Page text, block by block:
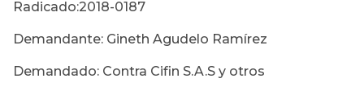
Radicado:2018-0187
Demandante: Gineth Agudelo Ramírez
Demandado: Contra Cifin S.A.S y otros